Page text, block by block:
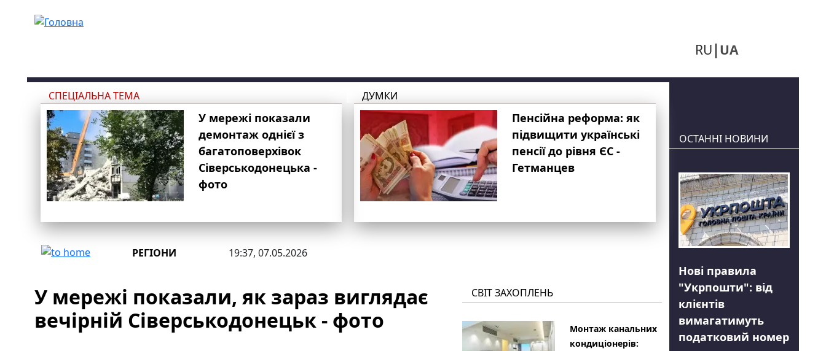
RU UA
СПЕЦІАЛЬНА ТЕМА
У мережі показали
демонтаж однієї з
багатоповерхівок
Сіверськодонецька -
фото
ДУМКИ
Пенсійна реформа: як
підвищити українські
пенсії до рівня ЄС -
Гетманцев
РЕГІОНИ 19:37, 07.05.2026
У мережі показали, як зараз виглядає
вечірній Сіверськодонецьк - фото
СВІТ ЗАХОПЛЕНЬ
Монтаж канальних
кондиціонерів:
ОСТАННІ НОВИНИ
Нові правила
"Укрпошти": від
клієнтів
вимагатимуть
податковий номер